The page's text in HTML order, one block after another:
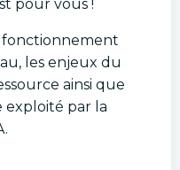
pour vous !
les enjeux du
ainsi que
exploité par la